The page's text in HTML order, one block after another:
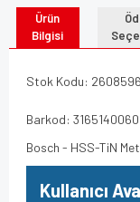
Ürün
Bilgisi
Stok Kodu:
Barkod:
Bosch - HSS-TiN
Kullanıcı